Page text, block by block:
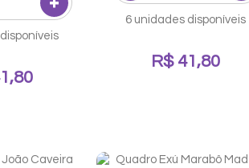
6 unidades disponíveis
R$ 41,80